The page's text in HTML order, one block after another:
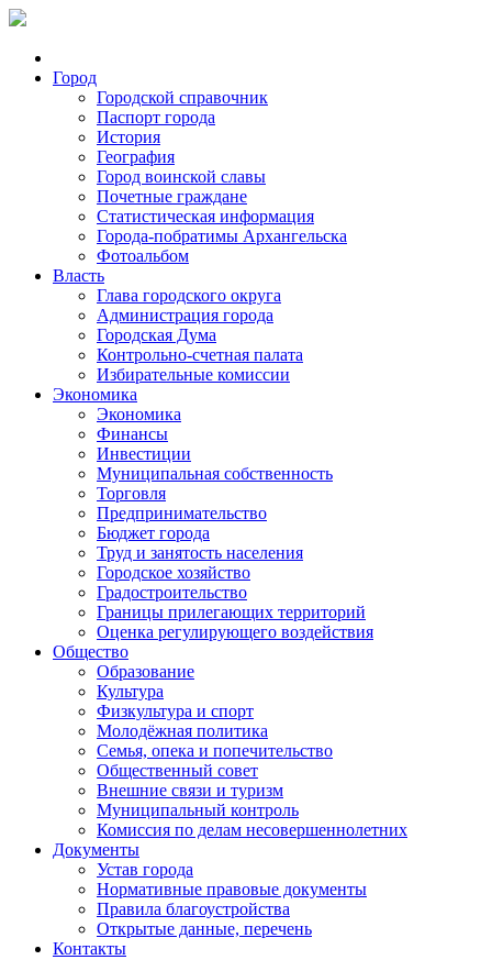
Город
Городской справочник
Паспорт города
История
География
Город воинской славы
Почетные граждане
Статистическая информация
Города-побратимы Архангельска
Фотоальбом
Власть
Глава городского округа
Администрация города
Городская Дума
Контрольно-счетная палата
Избирательные комиссии
Экономика
Экономика
Финансы
Инвестиции
Муниципальная собственность
Торговля
Предпринимательство
Бюджет города
Труд и занятость населения
Городское хозяйство
Градостроительство
Границы прилегающих территорий
Оценка регулирующего воздействия
Общество
Образование
Культура
Физкультура и спорт
Молодёжная политика
Семья, опека и попечительство
Общественный совет
Внешние связи и туризм
Муниципальный контроль
Комиссия по делам несовершеннолетних
Документы
Устав города
Нормативные правовые документы
Правила благоустройства
Открытые данные, перечень
Контакты